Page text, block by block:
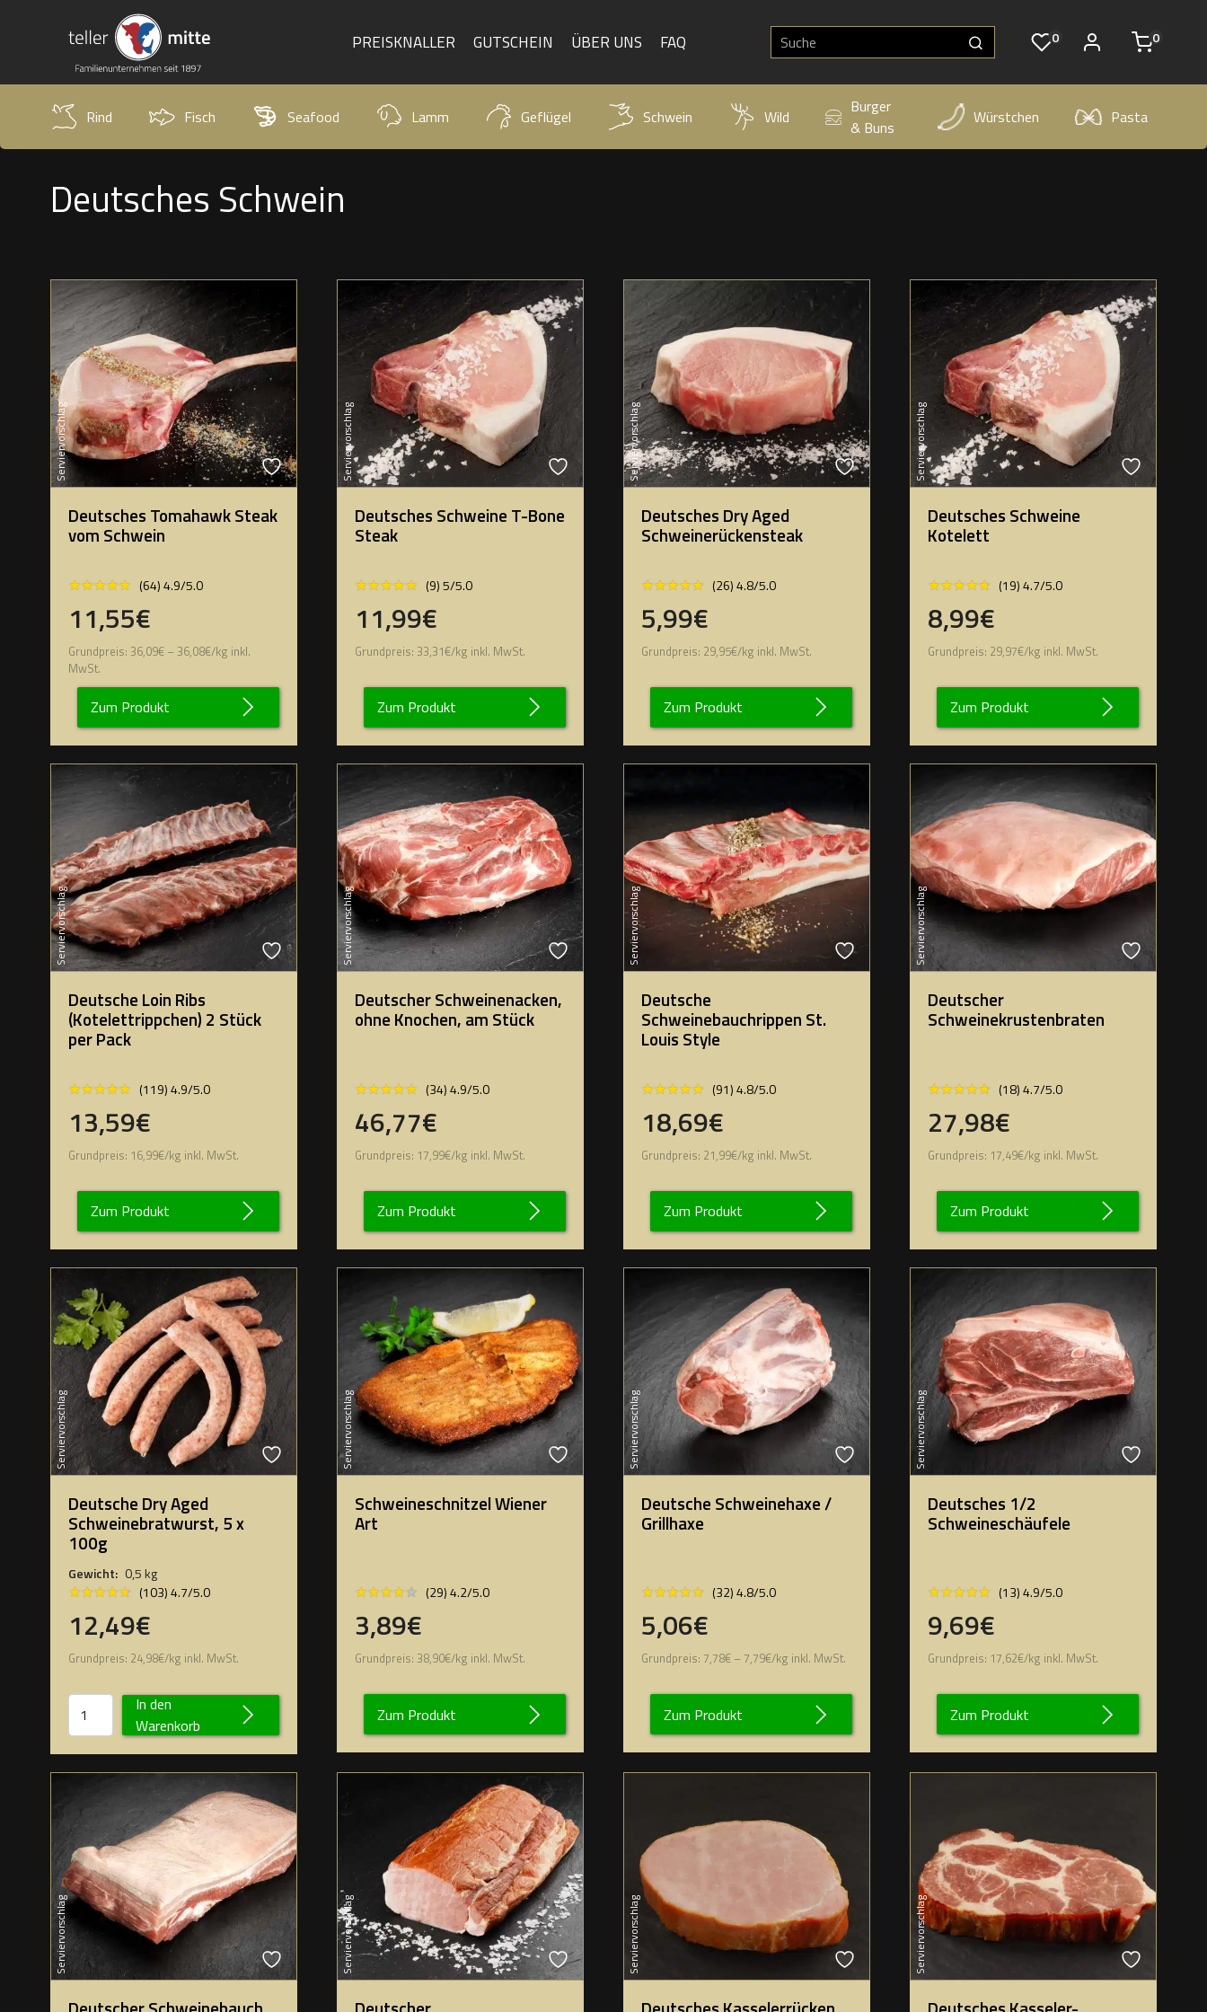
PREISKNALLER GUTSCHEIN ÜBER UNS FAQ 0 0
Rind Fisch Seafood Lamm Geflügel Schwein Wild
Burger
& Buns
Würstchen Pasta
Deutsches Schwein
Serviervorschlag
Deutsches Tomahawk Steak
vom Schwein
★★★★★
★★★★★ (64) 4.9/5.0
11,55€
Grundpreis: 36,09€ – 36,08€/kg inkl.
MwSt.
Zum Produkt
Serviervorschlag
Deutsches Schweine T-Bone
Steak
★★★★★
★★★★★ (9) 5/5.0
11,99€
Grundpreis: 33,31€/kg inkl. MwSt.
Zum Produkt
Serviervorschlag
Deutsches Dry Aged
Schweinerückensteak
★★★★★
★★★★★ (26) 4.8/5.0
5,99€
Grundpreis: 29,95€/kg inkl. MwSt.
Zum Produkt
Serviervorschlag
Deutsches Schweine
Kotelett
★★★★★
★★★★★ (19) 4.7/5.0
8,99€
Grundpreis: 29,97€/kg inkl. MwSt.
Zum Produkt
Serviervorschlag
Deutsche Loin Ribs
(Kotelettrippchen) 2 Stück
per Pack
★★★★★
★★★★★ (119) 4.9/5.0
13,59€
Grundpreis: 16,99€/kg inkl. MwSt.
Zum Produkt
Serviervorschlag
Deutscher Schweinenacken,
ohne Knochen, am Stück
★★★★★
★★★★★ (34) 4.9/5.0
46,77€
Grundpreis: 17,99€/kg inkl. MwSt.
Zum Produkt
Serviervorschlag
Deutsche
Schweinebauchrippen St.
Louis Style
★★★★★
★★★★★ (91) 4.8/5.0
18,69€
Grundpreis: 21,99€/kg inkl. MwSt.
Zum Produkt
Serviervorschlag
Deutscher
Schweinekrustenbraten
★★★★★
★★★★★ (18) 4.7/5.0
27,98€
Grundpreis: 17,49€/kg inkl. MwSt.
Zum Produkt
Serviervorschlag
Deutsche Dry Aged
Schweinebratwurst, 5 x
100g
Gewicht: 0,5 kg
★★★★★
★★★★★ (103) 4.7/5.0
12,49€
Grundpreis: 24,98€/kg inkl. MwSt.
In den
Warenkorb
Serviervorschlag
Schweineschnitzel Wiener
Art
★★★★★
★★★★★ (29) 4.2/5.0
3,89€
Grundpreis: 38,90€/kg inkl. MwSt.
Zum Produkt
Serviervorschlag
Deutsche Schweinehaxe /
Grillhaxe
★★★★★
★★★★★ (32) 4.8/5.0
5,06€
Grundpreis: 7,78€ – 7,79€/kg inkl. MwSt.
Zum Produkt
Serviervorschlag
Deutsches 1/2
Schweineschäufele
★★★★★
★★★★★ (13) 4.9/5.0
9,69€
Grundpreis: 17,62€/kg inkl. MwSt.
Zum Produkt
Serviervorschlag Serviervorschlag Serviervorschlag Serviervorschlag